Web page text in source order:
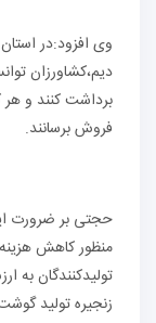
وی افزود:در
فروش برسانند.
حجتی بر ضرورت
منظور کاهش
تولیدکنندگان به
زنجیره تولید